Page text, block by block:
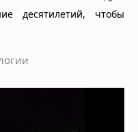
десятилетий, чтобы